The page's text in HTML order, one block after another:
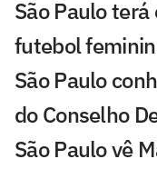
São Paulo
futebol
São Paulo
do Conselho
São Paulo vê